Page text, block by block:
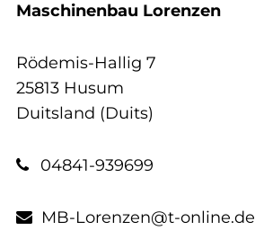
Maschinenbau Lorenzen
Rödemis-Hallig 7
25813 Husum
Duitsland (Duits)
04841-939699
MB-Lorenzen@t-online.de